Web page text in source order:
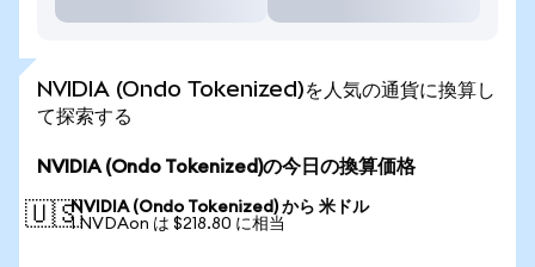
NVIDIA (Ondo Tokenized)を人気の通貨に換算し
て探索する
NVIDIA (Ondo Tokenized)の今日の換算価格
🇺🇸NVIDIA (Ondo Tokenized) から 米ドル
1 NVDAon は $218.80 に相当